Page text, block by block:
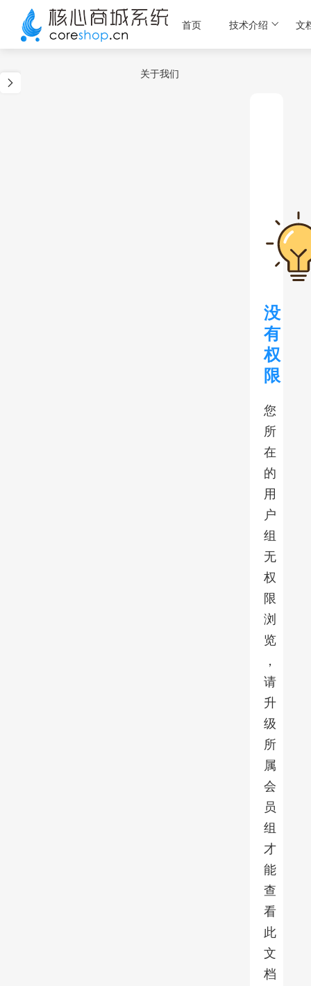
首页 技术介绍 文
关于我们
没
有
权
限
您
所
在
的
用
户
组
无
权
限
浏
览
，
请
升
级
所
属
会
员
组
才
能
查
看
此
文
档